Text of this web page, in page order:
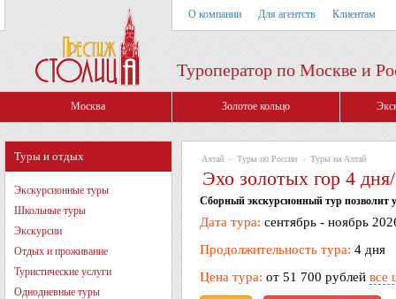
О компании Для агентств Клиентам
Туроператор по Москве и
Москва Золотое кольцо
Туры и отдых
Экскурсионные туры
Школьные туры
Экскурсии
Отдых и проживание
Туристические услуги
Однодневные туры
Алтай » Туры по России » Туры на Алтай
Эхо золотых гор 4
Сборный экскурсионный тур позволит
Дата тура: сентябрь - ноябрь
Продолжительность тура: 4 дня
Цена тура: от 51 700 рублей все